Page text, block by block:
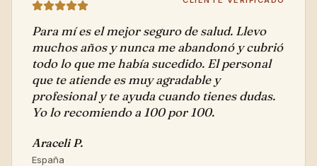
Para mí es el mejor seguro de salud. Llevo
muchos años y nunca me abandonó y cubrió
todo lo que me había sucedido. El personal
que te atiende es muy agradable y
profesional y te ayuda cuando tienes dudas.
Yo lo recomiendo a 100 por 100.
Araceli P.
España